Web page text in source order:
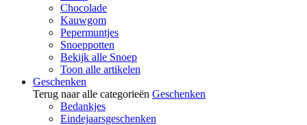
Chocolade
Kauwgom
Pepermuntjes
Snoeppotten
Bekijk alle Snoep
Toon alle artikelen
Geschenken
Terug naar alle categorieën Geschenken
Bedankjes
Eindejaarsgeschenken